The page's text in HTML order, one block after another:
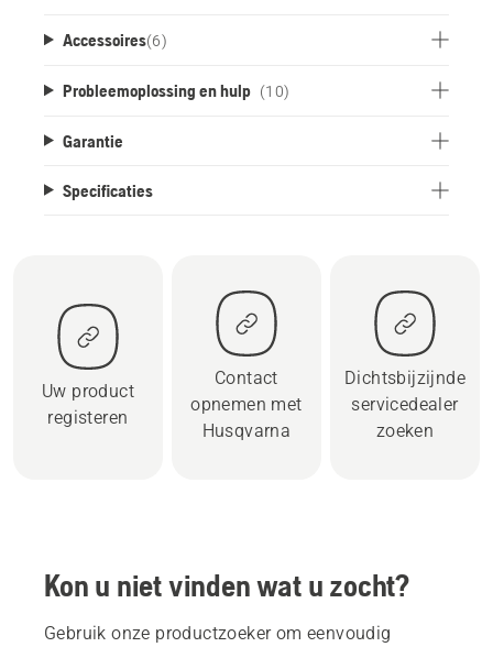
Accessoires(6)
Probleemoplossing en hulp (10)
Garantie
Specificaties
Uw product
registeren
Contact
opnemen met
Husqvarna
Dichtsbijzijnde
servicedealer
zoeken
Kon u niet vinden wat u zocht?
Gebruik onze productzoeker om eenvoudig